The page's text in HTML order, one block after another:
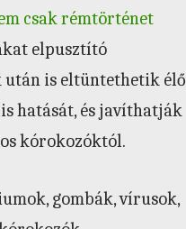
csak rémtörténet
elpusztító
után is eltüntethetik élő
hatását, és javíthatják
kórokozóktól.
gombák, vírusok,